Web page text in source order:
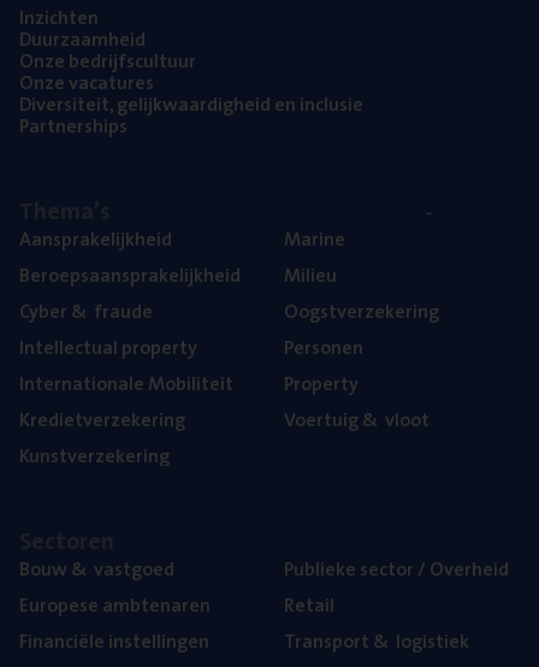
Inzich­ten
Duur­zaam­heid
Onze bedrijfs­cul­tuur
Onze vaca­tu­res
Diver­si­teit, gelijk­waar­dig­heid en inclusie
Part­ner­ships
Aan­spra­ke­lijk­heid
Beroeps­aan­spra­ke­lijk­heid
Cyber& fraude
Intel­lec­tu­al property
Inter­na­ti­o­na­le Mobiliteit
Kre­diet­ver­ze­ke­ring
Kunst­ver­ze­ke­ring
Mari­ne
Mili­eu
Oogst­ver­ze­ke­ring
Per­so­nen
Pro­per­ty
Voer­tuig& vloot
Bouw& vastgoed
Euro­pe­se ambtenaren
Finan­ci­ë­le instellingen
Publie­ke sec­tor / Overheid
Retail
Trans­port& logistiek